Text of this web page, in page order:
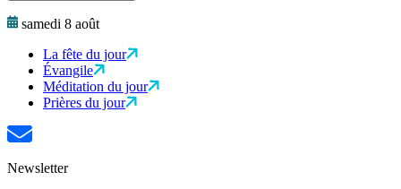
samedi 8 août
La fête du jour
Évangile
Méditation du jour
Prières du jour
Newsletter